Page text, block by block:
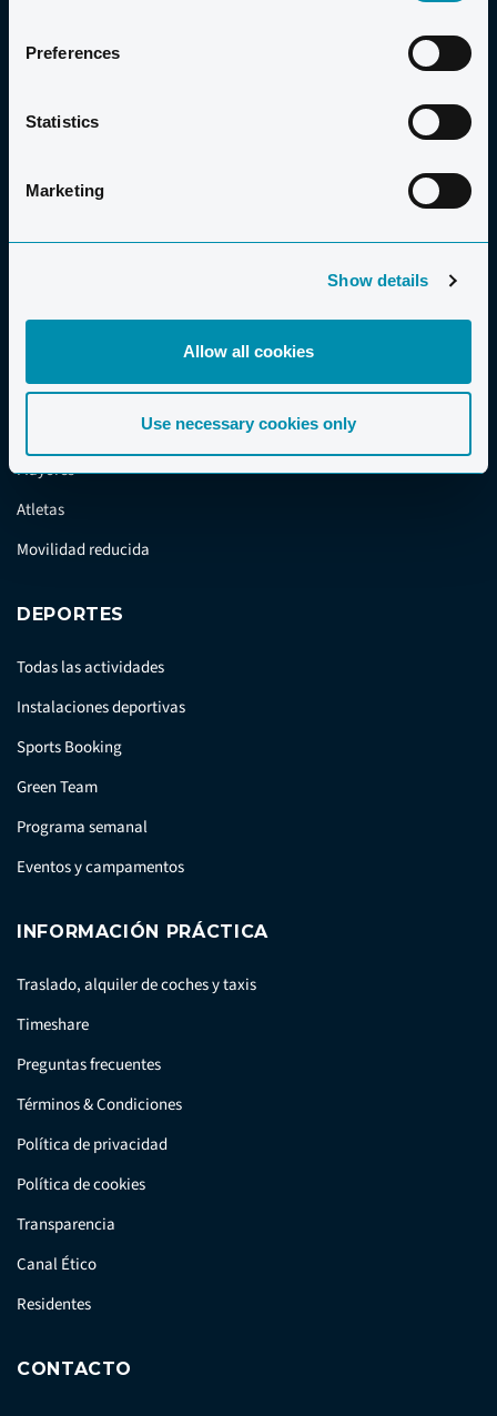
Preferences
Statistics
Marketing
Show details
Allow all cookies
Use necessary cookies only
2006-2026 CLUB LA SANTA S.A.U.
Viajar solo / Solteros
Mayores
Atletas
Movilidad reducida
DEPORTES
Todas las actividades
Instalaciones deportivas
Sports Booking
Green Team
Programa semanal
Eventos y campamentos
INFORMACIÓN PRÁCTICA
Traslado, alquiler de coches y taxis
Timeshare
Preguntas frecuentes
Términos & Condiciones
Política de privacidad
Política de cookies
Transparencia
Canal Ético
Residentes
CONTACTO